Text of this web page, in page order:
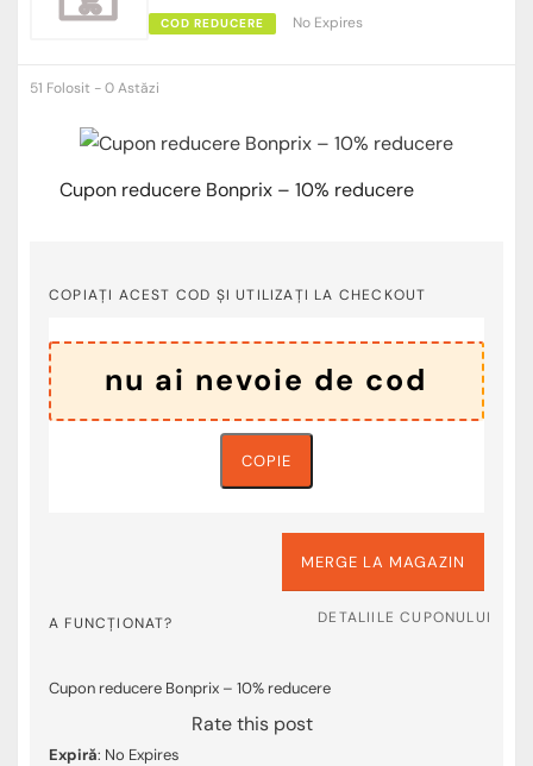
COD REDUCERE No Expires
51 Folosit - 0 Astăzi
Cupon reducere Bonprix – 10% reducere
COPIAȚI ACEST COD ȘI UTILIZAȚI LA CHECKOUT
COPIE
MERGE LA MAGAZIN
A FUNCȚIONAT? DETALIILE CUPONULUI
Cupon reducere Bonprix – 10% reducere
Rate this post
Expiră: No Expires